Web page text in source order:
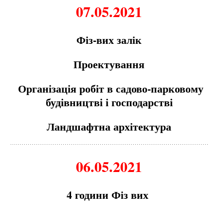
07.05.2021
Фiз-вих залiк
Проектування
Організація робіт в садово-парковому
будівництві і господарстві
Ландшафтна архітектура
06.05.2021
4 години Фiз вих